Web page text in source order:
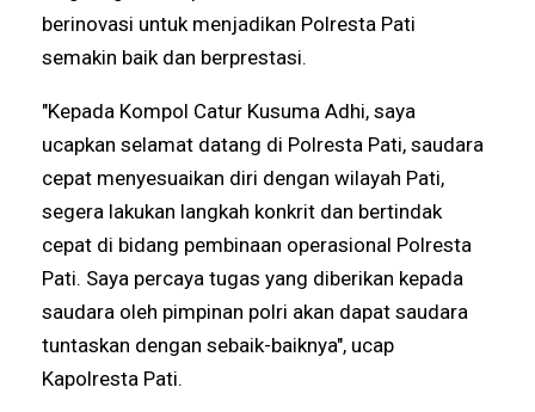
berinovasi untuk menjadikan Polresta Pati
semakin baik dan berprestasi.
"Kepada Kompol Catur Kusuma Adhi, saya
ucapkan selamat datang di Polresta Pati, saudara
cepat menyesuaikan diri dengan wilayah Pati,
segera lakukan langkah konkrit dan bertindak
cepat di bidang pembinaan operasional Polresta
Pati. Saya percaya tugas yang diberikan kepada
saudara oleh pimpinan polri akan dapat saudara
tuntaskan dengan sebaik-baiknya", ucap
Kapolresta Pati.